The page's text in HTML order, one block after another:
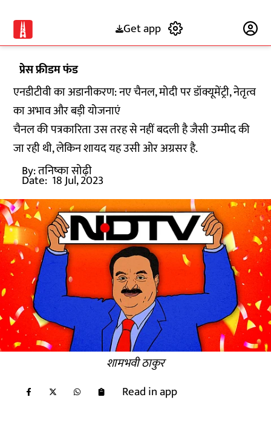
Get app
प्रेस फ्रीडम फंड
एनडीटीवी का अडानीकरण: नए चैनल, मोदी पर डॉक्यूमेंट्री, नेतृत्व
का अभाव और बड़ी योजनाएं
चैनल की पत्रकारिता उस तरह से नहीं बदली है जैसी उम्मीद की
जा रही थी, लेकिन शायद यह उसी ओर अग्रसर है.
By:तनिष्का सोढ़ी
Date: 18 Jul, 2023
शामभवी ठाकुर
Read in app